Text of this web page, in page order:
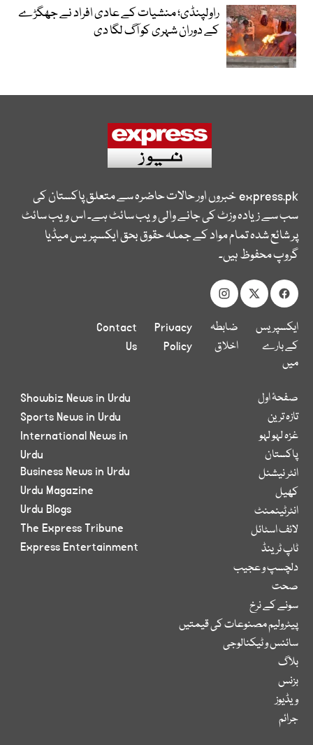
راولپنڈی؛ منشیات کے عادی افراد نے جھگڑے
کے دوران شہری کو آگ لگا دی
express.pkخبروں اور حالات حاضرہ سے متعلق پاکستان کی
سب سے زیادہ وزٹ کی جانے والی ویب سائٹ ہے۔ اس ویب سائٹ
پر شائع شدہ تمام مواد کے جملہ حقوق بحق ایکسپریس میڈیا
گروپ محفوظ ہیں۔
ایکسپریس
کے بارے
میں
ضابطہ
اخلاق
Privacy
Policy
Contact
Us
صفحۂ اول
تازہ ترین
غزہ لہو لہو
پاکستان
انٹر نیشنل
کھیل
انٹرٹینمنٹ
لائف اسٹائل
ٹاپ ٹرینڈ
دلچسپ و عجیب
صحت
سونے کے نرخ
پیٹرولیم مصنوعات کی قیمتیں
سائنس و ٹیکنالوجی
بلاگ
بزنس
ویڈیوز
جرائم
Showbiz News in Urdu
Sports News in Urdu
International News in
Urdu
Business News in Urdu
Urdu Magazine
Urdu Blogs
The Express Tribune
Express Entertainment